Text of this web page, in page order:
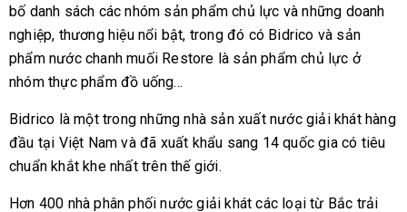
bố danh sách các nhóm sản phẩm chủ lực và những doanh
nghiệp, thương hiệu nổi bật, trong đó có Bidrico và sản
phẩm nước chanh muối Restore là sản phẩm chủ lực ở
nhóm thực phẩm đồ uống…
Bidrico là một trong những nhà sản xuất nước giải khát hàng
đầu tại Việt Nam và đã xuất khẩu sang 14 quốc gia có tiêu
chuẩn khắt khe nhất trên thế giới.
Hơn 400 nhà phân phối nước giải khát các loại từ Bắc trải